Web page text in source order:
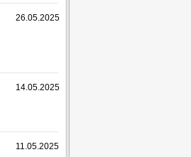
26.05.2025
14.05.2025
11.05.2025